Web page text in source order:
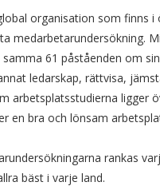
organisation som finns i
medarbetarundersökning.
61 påståenden om
ledarskap, rättvisa,
arbetsplatsstudierna ligger
en bra och lönsam
rankas
bäst i varje land.